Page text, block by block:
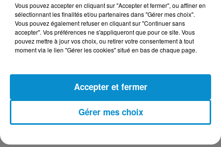
23 juillet 2026
Les Zinformés - 23/07/26
Vous pouvez accepter en cliquant sur "Accepter et fermer", ou affiner en
sélectionnant les finalités et/ou partenaires dans "Gérer mes choix".
Vous pouvez également refuser en cliquant sur "Continuer sans
accepter". Vos préférences ne s'appliqueront que pour ce site. Vous
pouvez mettre à jour vos choix, ou retirer votre consentement à tout
moment via le lien "Gérer les cookies" situé en bas de chaque page.
Gérer mes choix
Accepter et fermer